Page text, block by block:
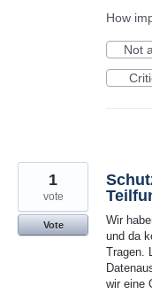
How
Not
Wir
und da
Tragen.
wir eine
1
vote
Vote